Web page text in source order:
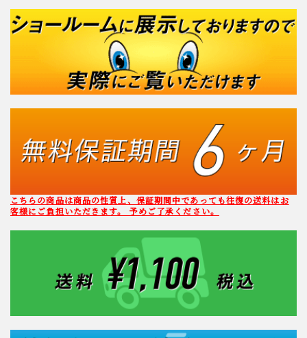
こちらの商品は商品の性質上、保証期間中であっても往復の送料はお
客様にご負担いただきます。 予めご了承ください。